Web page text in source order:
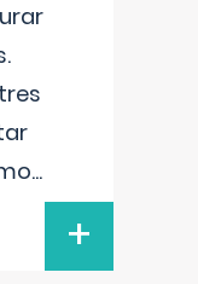
...
+